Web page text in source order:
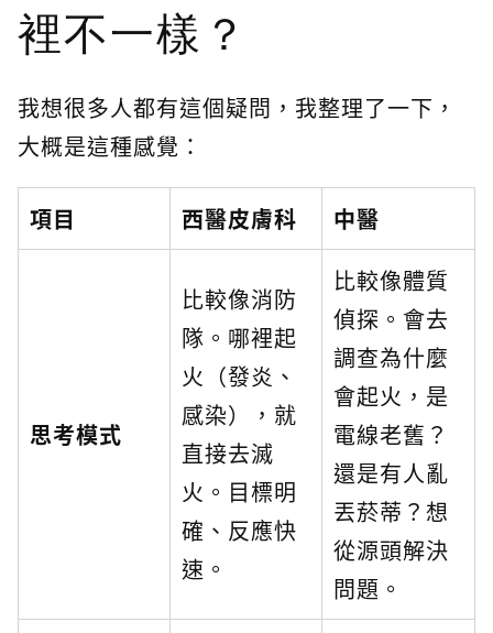
裡不一樣？
我想很多人都有這個疑問，我整理了一下，
大概是這種感覺：
項目 西醫皮膚科 中醫
思考模式
比較像消防
隊。哪裡起
火（發炎、
感染），就
直接去滅
火。目標明
確、反應快
速。
比較像體質
偵探。會去
調查為什麼
會起火，是
電線老舊？
還是有人亂
丟菸蒂？想
從源頭解決
問題。